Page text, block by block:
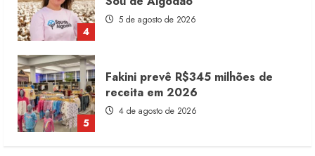
5
4 de agosto de 2026
1
Alto Giro prevê 28 novas franquias
até fim de 2027
10 de agosto de 2026